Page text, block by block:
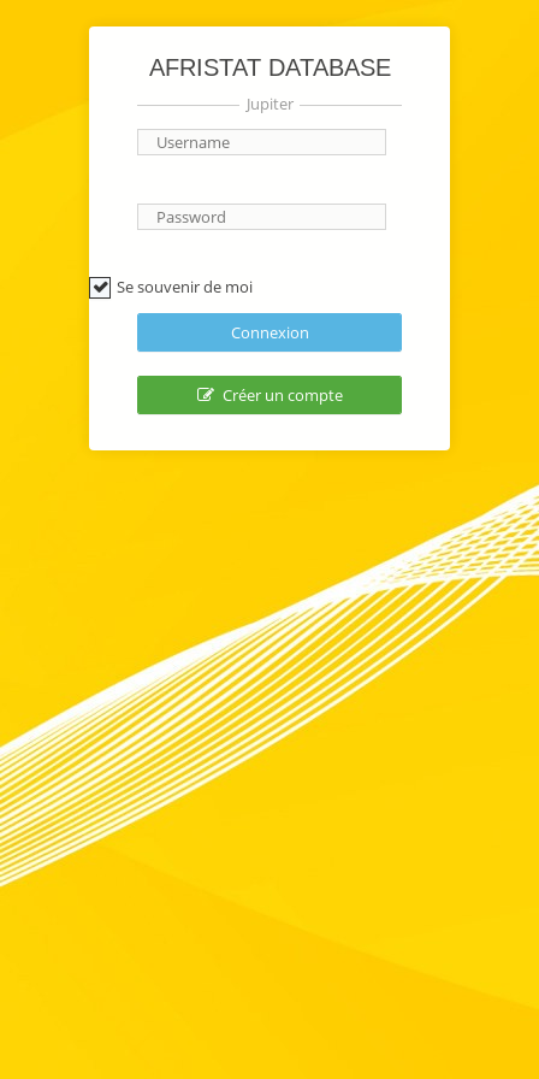
AFRISTAT DATABASE
Jupiter
Se souvenir de moi
Créer un compte